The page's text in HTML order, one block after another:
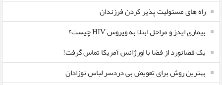
راه های مسئولیت پذیر کردن فرزندان
بیماری ایدز و مراحل ابتلا به ویروس HIV چیست؟
یک فضانورد از فضا با اورژانس آمریکا تماس گرفت!
بهترین روش برای تعویض بی دردسر لباس نوزادان